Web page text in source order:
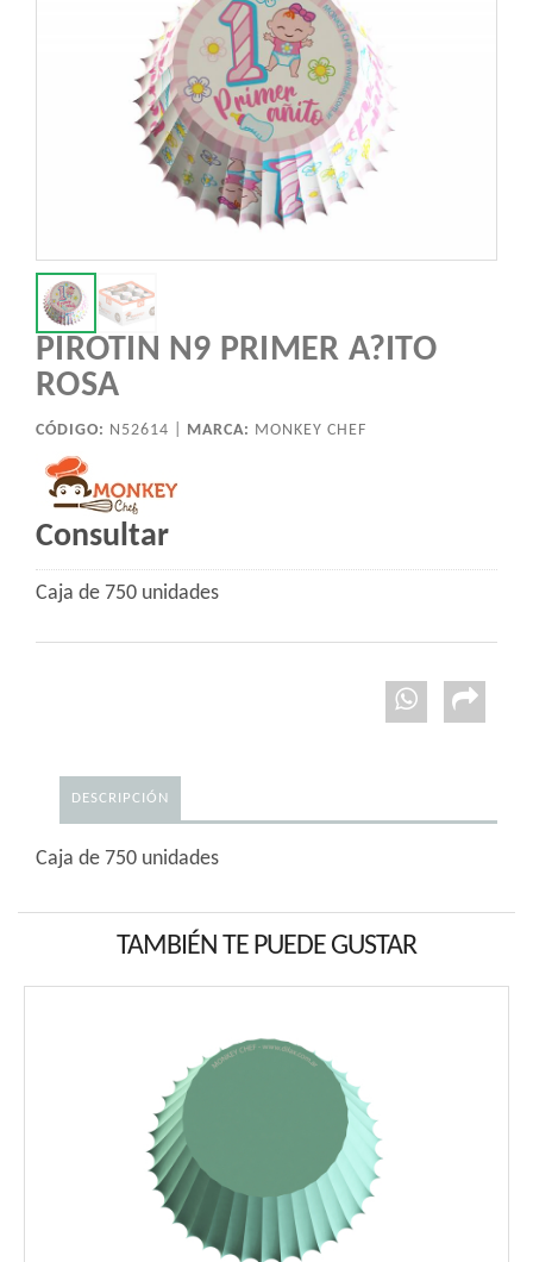
PIROTIN N9 PRIMER A?ITO
ROSA
CÓDIGO: N52614 | MARCA: MONKEY CHEF
Consultar
Caja de 750 unidades
DESCRIPCIÓN
Caja de 750 unidades
TAMBIÉN TE PUEDE GUSTAR